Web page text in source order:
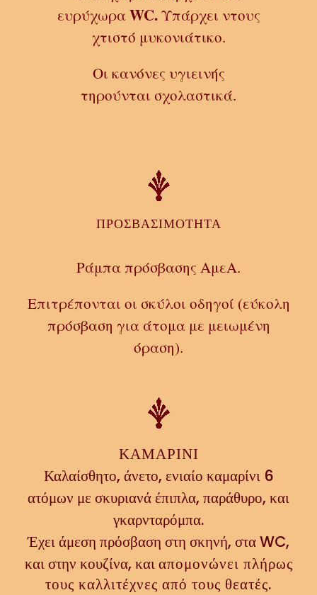
ευρύχωραWC.Υπάρχει ντους
χτιστό μυκονιάτικο.
Οι κανόνες υγιεινής
τηρούνται σχολαστικά.
ΠΡΟΣΒΑΣΙΜΟΤΗΤΑ
Ράμπα πρόσβασης ΑμεΑ.
Επιτρέπονται οι σκύλοι οδηγοί (εύκολη
πρόσβαση για άτομα με μειωμένη
όραση).
ΚΑΜΑΡΙΝΙ
Καλαίσθητο, άνετο, ενιαίο καμαρίνι 6
ατόμων με σκυριανά έπιπλα, παράθυρο, και
γκαρνταρόμπα.
Έχειάμεση πρόσβαση στη σκηνή, στα WC,
και στην κουζίνα, καιαπομονώνει πλήρως
τους καλλιτέχνες από τους θεατές.